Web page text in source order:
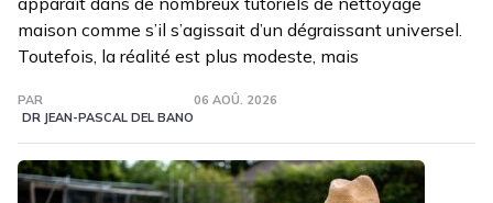
maison comme s’il s’agissait d’un dégraissant universel.
Toutefois, la réalité est plus modeste, mais
PAR
DR JEAN-PASCAL DEL BANO
06 AOÛ. 2026